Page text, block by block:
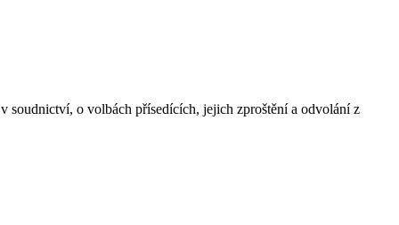
soudnictví, o volbách přísedících, jejich zproštění a odvolání z